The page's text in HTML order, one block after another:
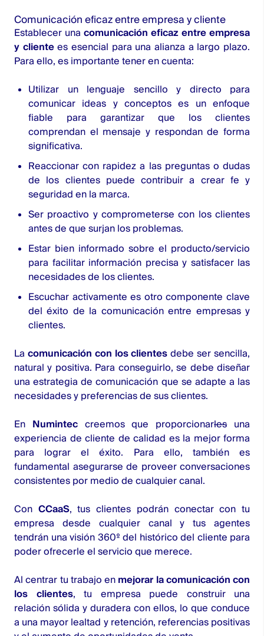
Comunicación eficaz entre empresa y cliente
Establecer una comunicación eficaz entre empresa
y clientees esencial para una alianza a largo plazo.
Para ello, es importante tener en cuenta:
Utilizar un lenguaje sencillo y directo para
comunicar ideas y conceptos es un enfoque
fiable para garantizar que los clientes
comprendan el mensaje y respondan de forma
significativa.
Reaccionar con rapidez a las preguntas o dudas
de los clientes puede contribuir a crear fe y
seguridad en la marca.
Ser proactivo y comprometerse con los clientes
antes de que surjan los problemas.
Estar bien informado sobre el producto/servicio
para facilitar información precisa y satisfacer las
necesidades de los clientes.
Escuchar activamente es otro componente clave
del éxito de la comunicación entre empresas y
clientes.
La comunicación con los clientes debe ser sencilla,
natural y positiva. Para conseguirlo, se debe diseñar
una estrategia de comunicación que se adapte a las
necesidades y preferencias de sus clientes.
En Numinteccreemos que proporcionarlesuna
experiencia de cliente de calidad es la mejor forma
para lograr el éxito. Para ello, también es
fundamental asegurarse de proveer conversaciones
consistentes por medio de cualquier canal.
Con CCaaS, tus clientes podrán conectar con tu
empresa desde cualquier canal y tus agentes
tendrán una visión 360º del histórico del cliente para
poder ofrecerle el servicio que merece.
Al centrar tu trabajo en mejorar la comunicación con
los clientes, tu empresa puede construir una
relación sólida y duradera con ellos, lo que conduce
a una mayor lealtad y retención, referencias positivas